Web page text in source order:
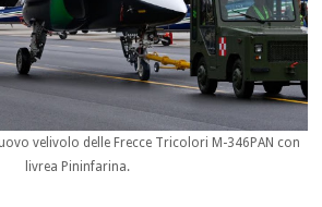
velivolo delle Frecce Tricolori M-346PAN con
livrea Pininfarina.